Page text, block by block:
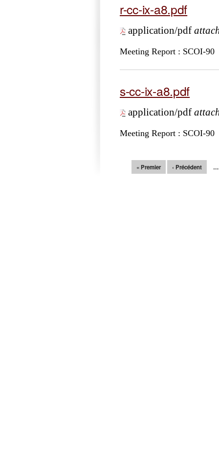
r-cc-ix-a8.pdf
application/pdf
Meeting Report : SCOI-90
s-cc-ix-a8.pdf
application/pdf
Meeting Report : SCOI-90
Pages« Premier ‹ Précédent …